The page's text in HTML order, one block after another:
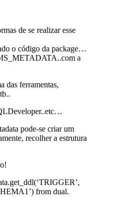
de se realizar esse
o código da package…
a
das ferramentas,
pode-se criar um
recolher a estrutura
from dual.